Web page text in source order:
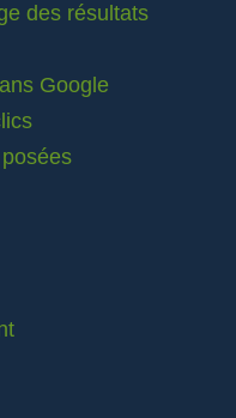
des résultats
Google